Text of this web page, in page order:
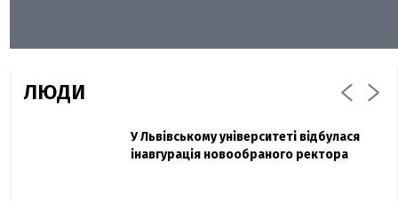
ЛЮДИ
Павло Дак
Захисник "Азовсталі" Діанов вдруге
одружився та показав фото з весілля
У Львівському університеті відбулася
інавгурація новообраного ректора